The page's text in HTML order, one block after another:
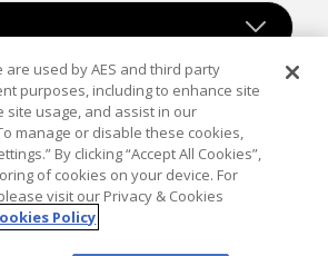
The AES Corporation. All rights
Use|Privacy
or in part in any form or medium
written permission of The AES
AES and the AES logo are
are used by AES and third party
purposes, including to enhance site
site usage, and assist in our
manage or disable these cookies,
By clicking “Accept All Cookies”,
of cookies on your device. For
visit our Privacy & Cookies
Policy